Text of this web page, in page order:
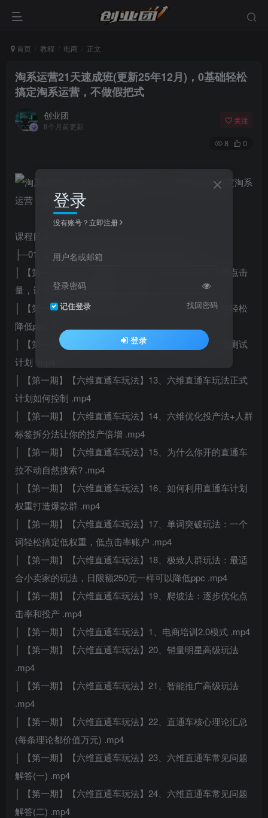
首页 教程 电商 正文
淘系运营21天速成班(更新25年12月)，0基础轻松
搞定淘系运营，不做假把式
创业团
8个月前更新
关注
8 0
课程目录：
├─01.【第1期】六维直通车1.0(2018年更新)
│ 【第一期】【六维直通车玩法】10、如何合理的递增点击
量，让你用最低的花费降低ppc .mp4
│ 【第一期】【六维直通车玩法】11、三阶拖价法让你轻松
降低ppc .mp4
│ 【第一期】【六维直通车玩法】12、六维直通车玩法测试
计划 .mp4
│ 【第一期】【六维直通车玩法】13、六维直通车玩法正式
计划如何控制 .mp4
│ 【第一期】【六维直通车玩法】14、六维优化投产法+人群
标签拆分法让你的投产倍增 .mp4
│ 【第一期】【六维直通车玩法】15、为什么你开的直通车
拉不动自然搜索? .mp4
│ 【第一期】【六维直通车玩法】16、如何利用直通车计划
权重打造爆款群 .mp4
│ 【第一期】【六维直通车玩法】17、单词突破玩法：一个
词轻松搞定低权重，低点击率账户 .mp4
│ 【第一期】【六维直通车玩法】18、极致人群玩法：最适
合小卖家的玩法，日限额250元一样可以降低ppc .mp4
│ 【第一期】【六维直通车玩法】19、爬坡法：逐步优化点
击率和投产 .mp4
│ 【第一期】【六维直通车玩法】1、电商培训2.0模式 .mp4
│ 【第一期】【六维直通车玩法】20、销量明星高级玩法
.mp4
│ 【第一期】【六维直通车玩法】21、智能推广高级玩法
.mp4
│ 【第一期】【六维直通车玩法】22、直通车核心理论汇总
(每条理论都价值万元) .mp4
│ 【第一期】【六维直通车玩法】23、六维直通车常见问题
解答(一) .mp4
│ 【第一期】【六维直通车玩法】24、六维直通车常见问题
解答(二) .mp4
登录
没有账号？立即注册
用户名或邮箱
登录密码
记住登录 找回密码
登录